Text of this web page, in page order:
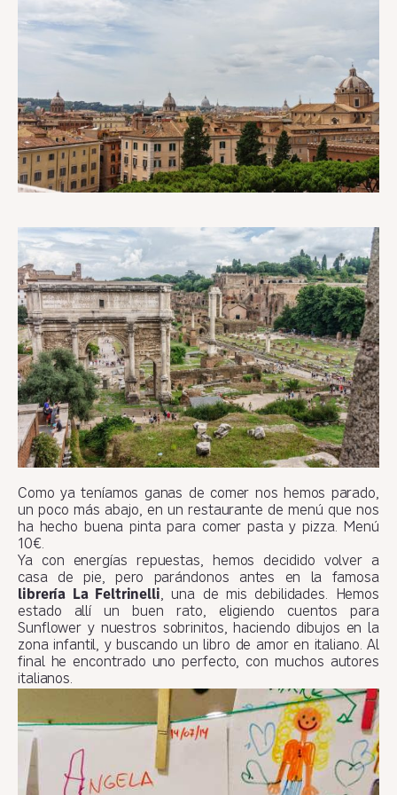
Como ya teníamos ganas de comer nos hemos parado,
un poco más abajo, en un restaurante de menú que nos
ha hecho buena pinta para comer pasta y pizza. Menú
10€.
Ya con energías repuestas, hemos decidido volver a
casa de pie, pero parándonos antes en la famosa
librería La Feltrinelli, una de mis debilidades. Hemos
estado allí un buen rato, eligiendo cuentos para
Sunflower y nuestros sobrinitos, haciendo dibujos en la
zona infantil, y buscando un libro de amor en italiano. Al
final he encontrado uno perfecto, con muchos autores
italianos.